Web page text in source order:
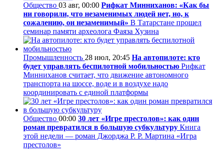
Общество 03 авг, 00:00 Рифкат Минниханов: «Как бы
ни говорили, что незаменимых людей нет, но, к
сожалению, он незаменимый» В Татарстане прошел
семинар памяти археолога Фаяза Хузина
Промышленность 28 июл, 20:45 На автопилоте: кто
будет управлять беспилотной мобильностью Рифкат
Минниханов считает, что движение автономного
транспорта на шоссе, воде и в воздухе надо
координировать с единой платформы
Общество 00:00 30 лет «Игре престолов»: как один
роман превратился в большую субкультуру Книга
этой недели — роман Джорджа Р. Р. Мартина «Игра
престолов»